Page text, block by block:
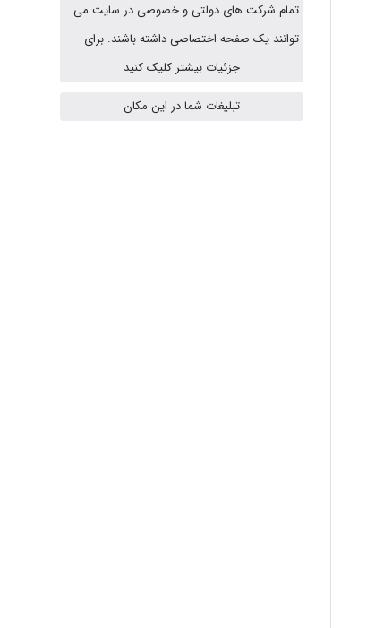
vali
fahimeh sheibani
تمام شرکت های دولتی و خصوصی در سایت می
توانند یک صفحه اختصاصی داشته باشند. برای
جزئیات بیشتر کلیک کنید
تبلیغات شما در این مکان